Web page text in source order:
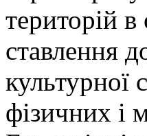
територій
ставлення
фізичних і